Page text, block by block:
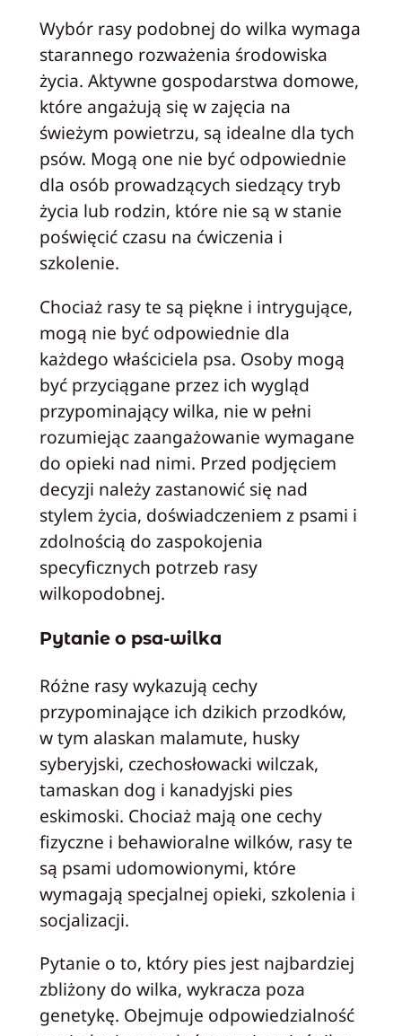
Wybór rasy podobnej do wilka wymaga
starannego rozważenia środowiska
życia. Aktywne gospodarstwa domowe,
które angażują się w zajęcia na
świeżym powietrzu, są idealne dla tych
psów. Mogą one nie być odpowiednie
dla osób prowadzących siedzący tryb
życia lub rodzin, które nie są w stanie
poświęcić czasu na ćwiczenia i
szkolenie.
Chociaż rasy te są piękne i intrygujące,
mogą nie być odpowiednie dla
każdego właściciela psa. Osoby mogą
być przyciągane przez ich wygląd
przypominający wilka, nie w pełni
rozumiejąc zaangażowanie wymagane
do opieki nad nimi. Przed podjęciem
decyzji należy zastanowić się nad
stylem życia, doświadczeniem z psami i
zdolnością do zaspokojenia
specyficznych potrzeb rasy
wilkopodobnej.
Pytanie o psa-wilka
Różne rasy wykazują cechy
przypominające ich dzikich przodków,
w tym alaskan malamute, husky
syberyjski, czechosłowacki wilczak,
tamaskan dog i kanadyjski pies
eskimoski. Chociaż mają one cechy
fizyczne i behawioralne wilków, rasy te
są psami udomowionymi, które
wymagają specjalnej opieki, szkolenia i
socjalizacji.
Pytanie o to, który pies jest najbardziej
zbliżony do wilka, wykracza poza
genetykę. Obejmuje odpowiedzialność